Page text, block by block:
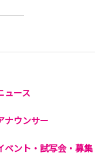
ュース
ナウンサー
ベント・試写会・募集